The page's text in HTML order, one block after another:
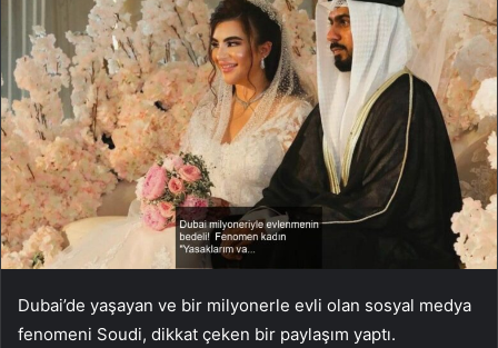
Dubai’de yaşayan ve bir milyonerle evli olan sosyal medya
fenomeni Soudi, dikkat çeken bir paylaşım yaptı.